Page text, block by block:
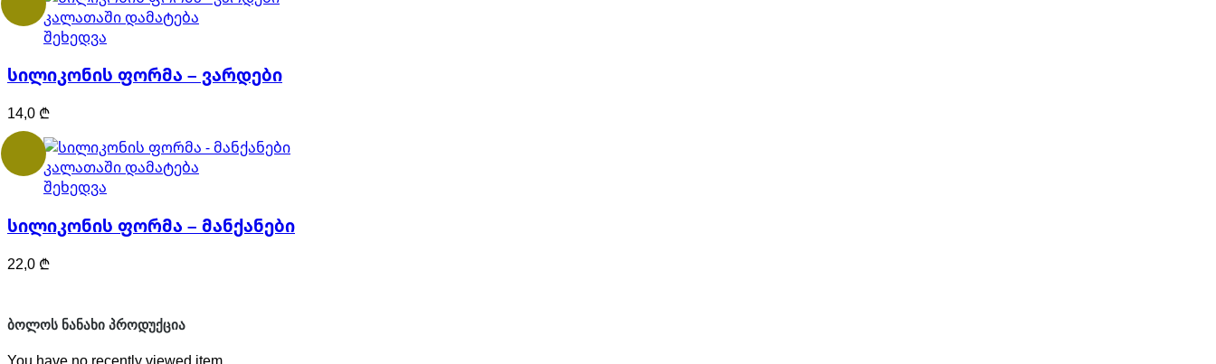
კალათაში დამატება
შეხედვა
სილიკონის ფორმა – ვარდები
14,0 ₾
კალათაში დამატება
შეხედვა
სილიკონის ფორმა – მანქანები
22,0 ₾
ᲑᲝᲚᲝᲡ ᲜᲐᲜᲐᲮᲘ ᲞᲠᲝᲓᲣᲥᲪᲘᲐ